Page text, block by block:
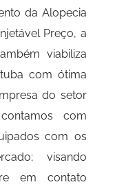
da Alopecia
Preço, a
viabiliza
com ótima
do setor
com
com os
visando
em contato